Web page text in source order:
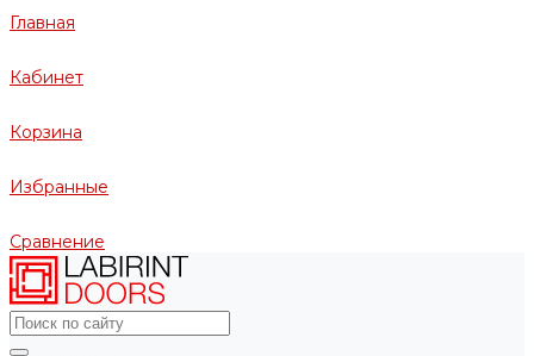
Главная
Кабинет
Корзина
Избранные
Сравнение